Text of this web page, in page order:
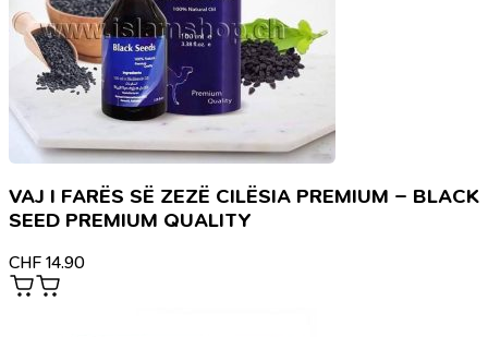
VAJ I FARËS SË ZEZË CILËSIA PREMIUM – BLACK
SEED PREMIUM QUALITY
CHF 14.90